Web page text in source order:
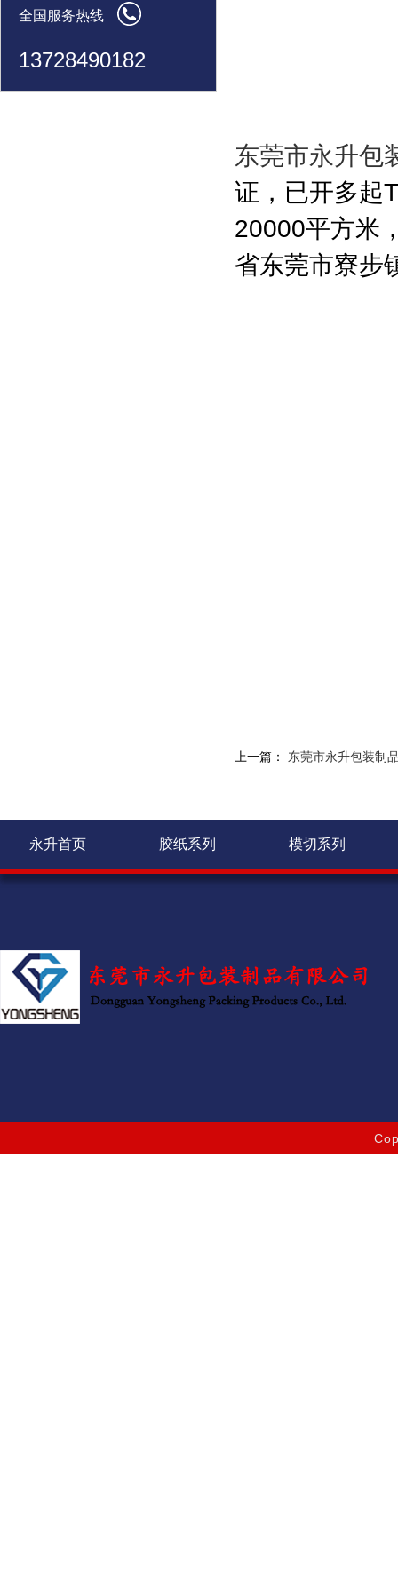
全国服务热线
13728490182
东莞市永升包
证，已开多起
20000平方米
省东莞市寮步
上一篇： 东莞市永升包装制
永升首页 胶纸系列 模切系列